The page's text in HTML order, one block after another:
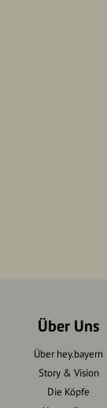
Über Uns
Über hey.bayern
Story & Vision
Die Köpfe